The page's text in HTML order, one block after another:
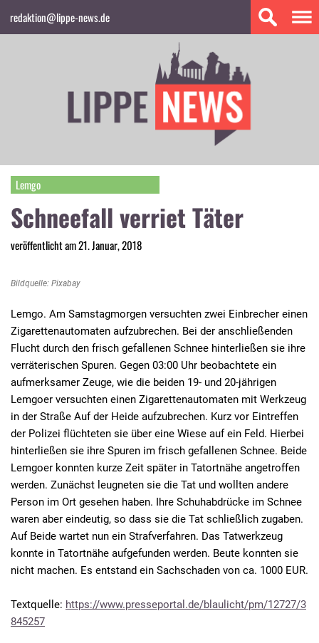
redaktion@lippe-news.de
Lemgo
Schneefall verriet Täter
veröffentlicht am 21. Januar, 2018
Bildquelle: Pixabay
Lemgo. Am Samstagmorgen versuchten zwei Einbrecher einen
Zigarettenautomaten aufzubrechen. Bei der anschließenden
Flucht durch den frisch gefallenen Schnee hinterließen sie ihre
verräterischen Spuren. Gegen 03:00 Uhr beobachtete ein
aufmerksamer Zeuge, wie die beiden 19- und 20-jährigen
Lemgoer versuchten einen Zigarettenautomaten mit Werkzeug
in der Straße Auf der Heide aufzubrechen. Kurz vor Eintreffen
der Polizei flüchteten sie über eine Wiese auf ein Feld. Hierbei
hinterließen sie ihre Spuren im frisch gefallenen Schnee. Beide
Lemgoer konnten kurze Zeit später in Tatortnähe angetroffen
werden. Zunächst leugneten sie die Tat und wollten andere
Person im Ort gesehen haben. Ihre Schuhabdrücke im Schnee
waren aber eindeutig, so dass sie die Tat schließlich zugaben.
Auf Beide wartet nun ein Strafverfahren. Das Tatwerkzeug
konnte in Tatortnähe aufgefunden werden. Beute konnten sie
nicht machen. Es entstand ein Sachschaden von ca. 1000 EUR.
Textquelle: https://www.presseportal.de/blaulicht/pm/12727/3
845257